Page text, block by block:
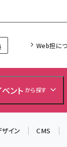
Web担に
ント から探す
イン CMS